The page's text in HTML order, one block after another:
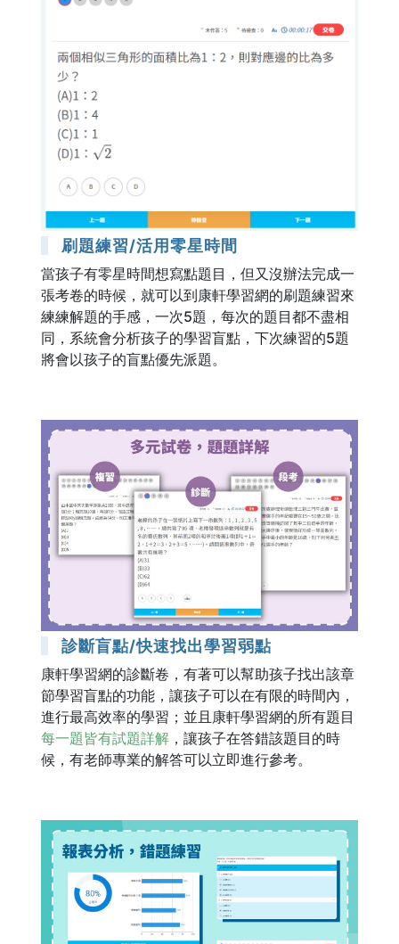
刷題練習/活用零星時間
當孩子有零星時間想寫點題目，但又沒辦法完成一
張考卷的時候，就可以到康軒學習網的刷題練習來
練練解題的手感，一次5題，每次的題目都不盡相
同，系統會分析孩子的學習盲點，下次練習的5題
將會以孩子的盲點優先派題。
診斷盲點/快速找出學習弱點
康軒學習網的診斷卷，有著可以幫助孩子找出該章
節學習盲點的功能，讓孩子可以在有限的時間內，
進行最高效率的學習；並且康軒學習網的所有題目
每一題皆有試題詳解 ，讓孩子在答錯該題目的時
候，有老師專業的解答可以立即進行參考。